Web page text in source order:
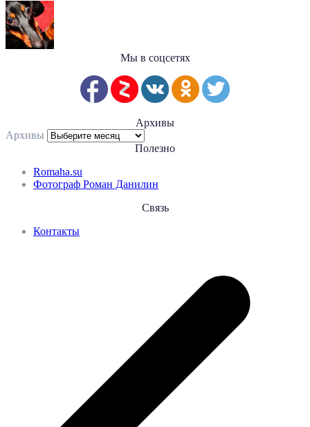
Мы в соцсетях
Архивы
Архивы
Полезно
Romaha.su
Фотограф Роман Данилин
Связь
Контакты